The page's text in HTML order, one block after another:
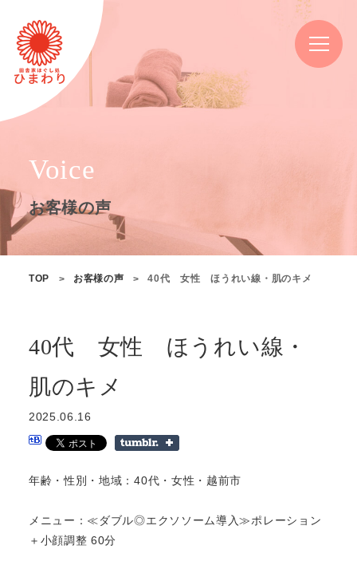
Voice
お客様の声
TOP お客様の声 40代 女性 ほうれい線・肌のキメ
40代 女性 ほうれい線・
肌のキメ
2025.06.16
年齢・性別・地域：40代・女性・越前市
メニュー：≪ダブル◎エクソソーム導入≫ポレーション
＋小顔調整 60分